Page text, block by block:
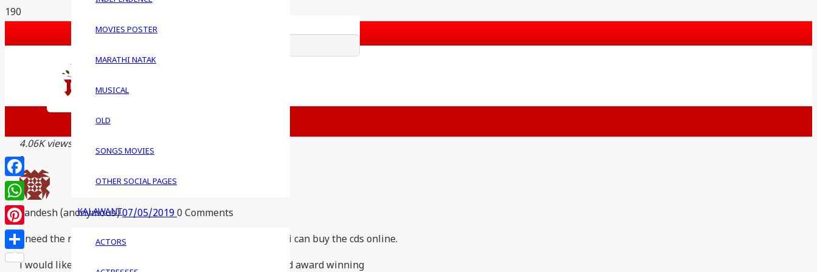
PINTEREST
BLOGSPOT
MOVIES POSTER
MARATHI NATAK
MUSICAL
OLD
SONGS MOVIES
OTHER SOCIAL PAGES
KALAWANT
ACTORS
4.06K views
0
sandesh (anonymous)07/05/20190 Comments
i need the names of evergreen marathi movies to watch so i can buy the cds online.
i would like to watch old marathi movies which are best and award winning
Facebook
WhatsApp
Pinterest
Share